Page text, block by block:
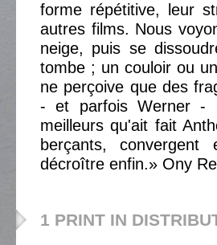
forme répétitive, leur
autres films. Nous
neige, puis se
tombe ; un couloir ou
ne perçoive que des
- et parfois Werner -
meilleurs qu'ait fait
berçants,
décroître enfin.» Ony
1 PRINT IN